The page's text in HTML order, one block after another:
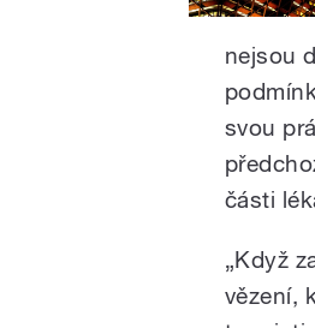
nejsou
svou
části
„Když
vězení,